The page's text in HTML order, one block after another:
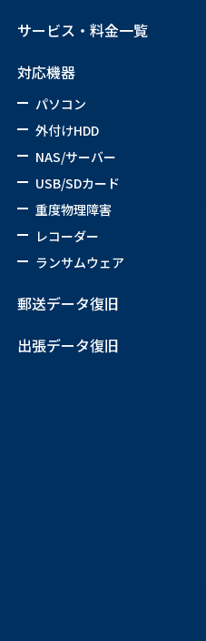
サービス・料金一覧
対応機器
パソコン
外付けHDD
NAS/サーバー
USB/SDカード
重度物理障害
レコーダー
ランサムウェア
郵送データ復旧
出張データ復旧